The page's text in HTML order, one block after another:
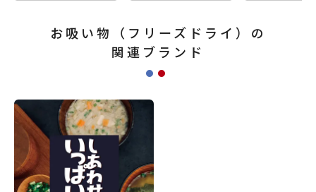
お吸い物（フリーズドライ）の
関連ブランド